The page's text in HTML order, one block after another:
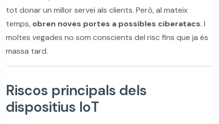
tot donar un millor servei als clients. Però, al mateix
temps, obren noves portes a possibles ciberatacs. I
moltes vegades no som conscients del risc fins que ja és
massa tard.
Riscos principals dels
dispositius IoT